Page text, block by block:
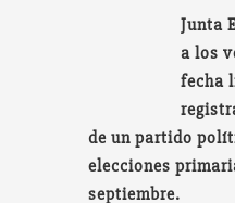
Junta
a los
fecha
de un partido
elecciones
septiembre.